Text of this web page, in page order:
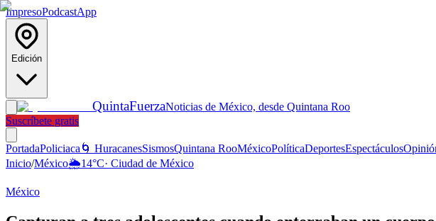
ImpresoPodcastApp
Edición
QuintaFuerzaNoticias de México, desde Quintana Roo
Suscríbete gratis
PortadaPoliciaca 🌀 HuracanesSismosQuintana RooMéxicoPolíticaDeportesEspectáculos
Inicio/México🌦️14°C· Ciudad de México
México